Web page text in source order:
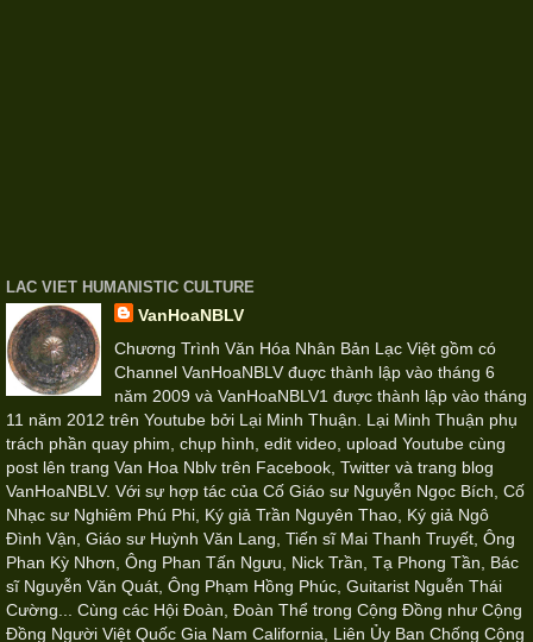
LAC VIET HUMANISTIC CULTURE
VanHoaNBLV
Chương Trình Văn Hóa Nhân Bản Lạc Việt gồm có
Channel VanHoaNBLV đuợc thành lập vào tháng 6
năm 2009 và VanHoaNBLV1 được thành lập vào tháng
11 năm 2012 trên Youtube bởi Lại Minh Thuận. Lại Minh Thuận phụ
trách phần quay phim, chụp hình, edit video, upload Youtube cùng
post lên trang Van Hoa Nblv trên Facebook, Twitter và trang blog
VanHoaNBLV. Với sự hợp tác của Cố Giáo sư Nguyễn Ngọc Bích, Cố
Nhạc sư Nghiêm Phú Phi, Ký giả Trần Nguyên Thao, Ký giả Ngô
Đình Vận, Giáo sư Huỳnh Văn Lang, Tiến sĩ Mai Thanh Truyết, Ông
Phan Kỳ Nhơn, Ông Phan Tấn Ngưu, Nick Trần, Tạ Phong Tần, Bác
sĩ Nguyễn Văn Quát, Ông Phạm Hồng Phúc, Guitarist Nguễn Thái
Cường... Cùng các Hội Đoàn, Đoàn Thể trong Cộng Đồng như Cộng
Đồng Người Việt Quốc Gia Nam California, Liên Ủy Ban Chống Cộng